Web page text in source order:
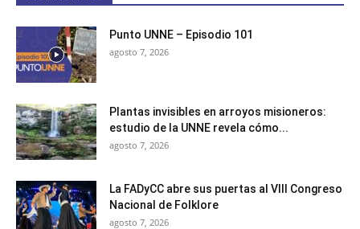
Punto UNNE – Episodio 101
agosto 7, 2026
Plantas invisibles en arroyos misioneros:
estudio de la UNNE revela cómo...
agosto 7, 2026
La FADyCC abre sus puertas al VIII Congreso
Nacional de Folklore
agosto 7, 2026